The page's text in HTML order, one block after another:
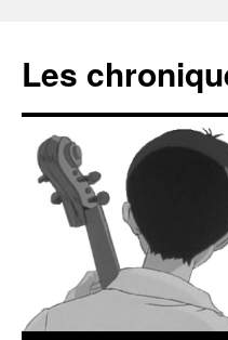
Les